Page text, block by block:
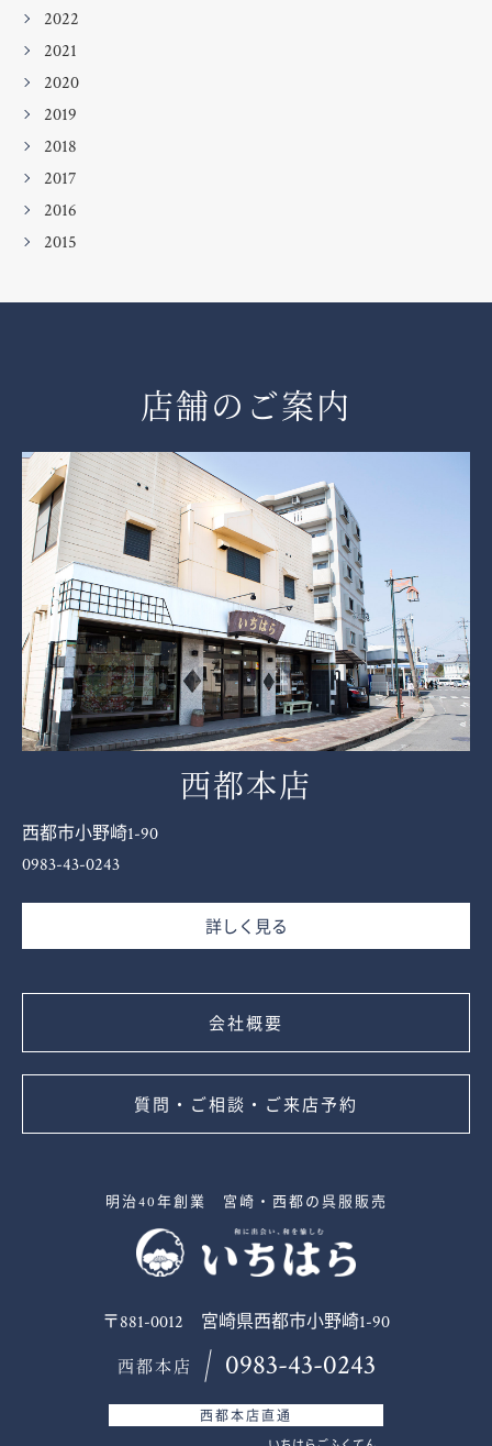
2022
2021
2020
2019
2018
2017
2016
2015
店舗のご案内
西都本店
西都市小野崎1-90
0983-43-0243
詳しく見る
会社概要
質問・ご相談・ご来店予約
明治40年創業 宮崎・西都の呉服販売
〒881-0012 宮崎県西都市小野崎1-90
西都本店 0983-43-0243
西都本店直通